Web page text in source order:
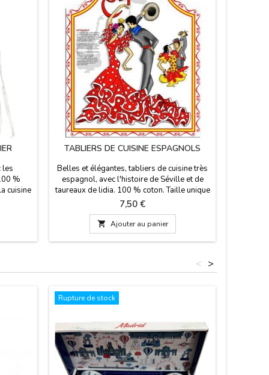
les
%
cuisine
TABLIERS DE CUISINE ESPAGNOLS
Belles et élégantes, tabliers de cuisine très
espagnol, avec l'histoire de Séville et de
taureaux de lidia. 100 % coton. Taille unique
pour adult.
Prix
7,50 €
 Ajouter au panier
>
<
Rupture de stock